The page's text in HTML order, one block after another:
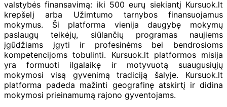
valstybės finansavimą: iki 500 eurų siekiantį Kursuok.lt
krepšelį arba Užimtumo tarnybos finansuojamus
mokymus. Ši platforma vienija daugybę mokymų
paslaugų teikėjų, siūlančių programas naujiems
įgūdžiams įgyti ir profesinėms bei bendrosioms
kompetencijoms tobulinti. Kursuok.lt platformos misija
yra formuoti ilgalaikę ir motyvuotą suaugusiųjų
mokymosi visą gyvenimą tradiciją šalyje. Kursuok.lt
platforma padeda mažinti geografinę atskirtį ir didina
mokymosi prieinamumą rajono gyventojams.